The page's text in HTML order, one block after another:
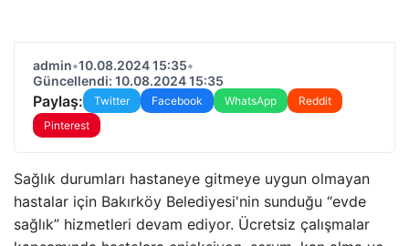
admin•10.08.2024 15:35•
Güncellendi: 10.08.2024 15:35
Paylaş: Twitter Facebook WhatsApp
Reddit
Pinterest
Sağlık durumları hastaneye gitmeye uygun olmayan
hastalar için Bakırköy Belediyesi'nin sunduğu “evde
sağlık” hizmetleri devam ediyor. Ücretsiz çalışmalar